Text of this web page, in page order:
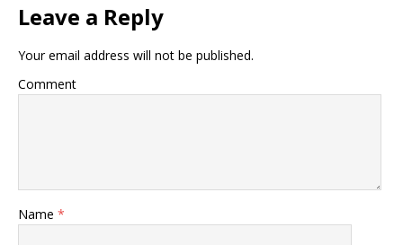
Leave a Reply
Your email address will not be published.
Comment
Name *